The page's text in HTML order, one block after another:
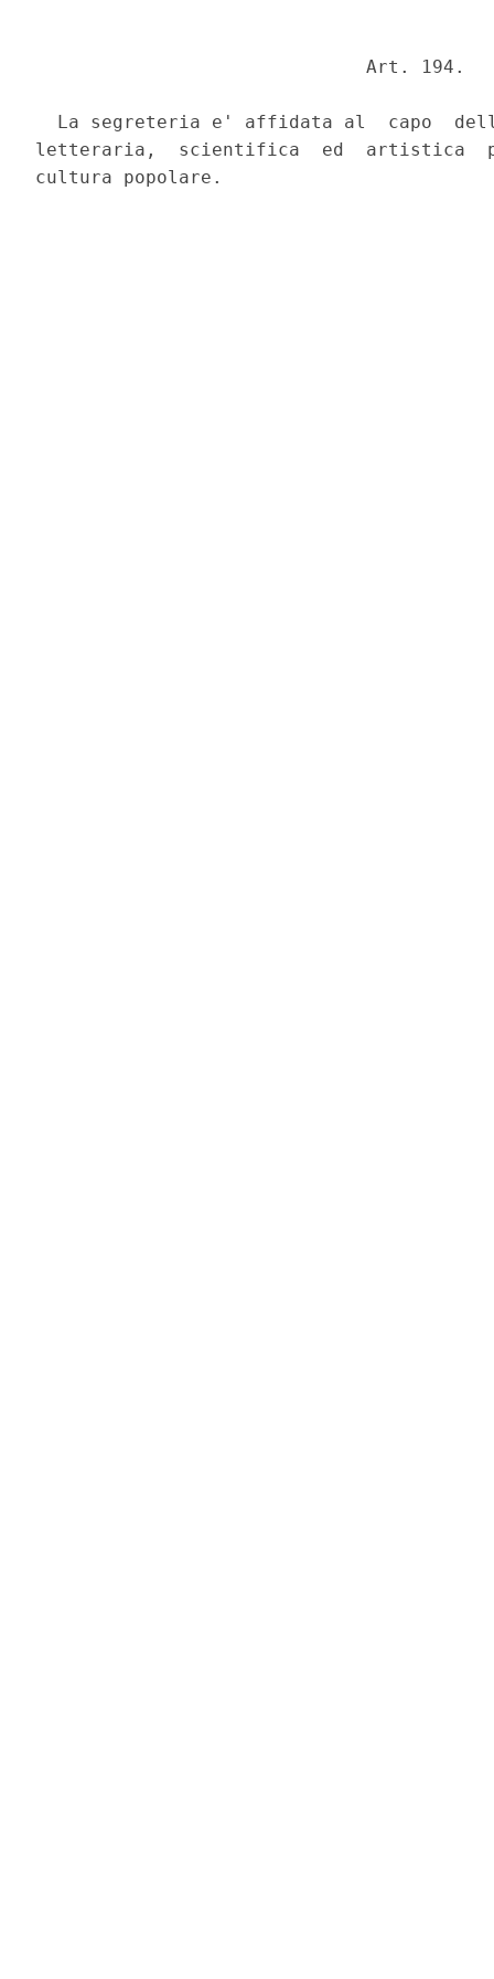
                              Art. 194.
La segreteria e' affidata al  capo
letteraria,  scientifica  ed  artistica